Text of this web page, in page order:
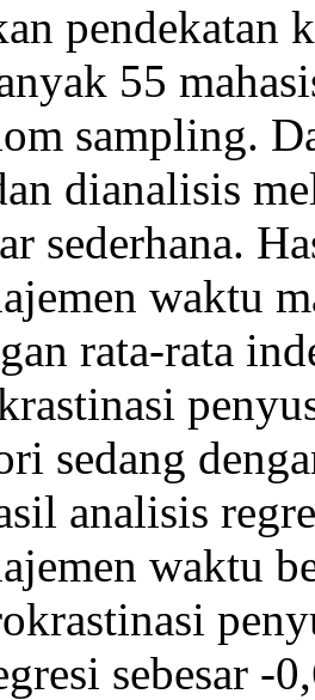
55
sampling.
dianalisis
sederhana.
waktu
rata-rata
sedang
analisis
waktu
sebesar -